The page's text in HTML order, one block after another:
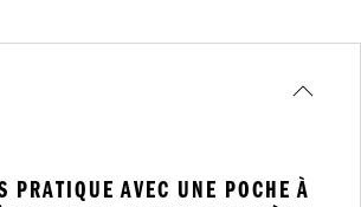
PRATIQUE AVEC UNE POCHE À